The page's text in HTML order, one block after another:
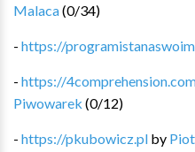
Malaca(0/34)
- https://
- https://
Piwowarek (0/12)
- https://pkubowicz.pl by